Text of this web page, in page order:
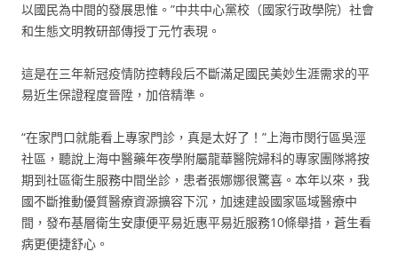
以國民為中間的發展思惟。”中共中心黨校（國家行政學院）社會
和生態文明教研部傳授丁元竹表現。
這是在三年新冠疫情防控轉段后不斷滿足國民美妙生涯需求的平
易近生保證程度晉陞，加倍精準。
“在家門口就能看上專家門診，真是太好了！”上海市閔行區吳涇
社區，聽說上海中醫藥年夜學附屬龍華醫院婦科的專家團隊將按
期到社區衛生服務中間坐診，患者張娜娜很驚喜。本年以來，我
國不斷推動優質醫療資源擴容下沉，加速建設國家區域醫療中
間，發布基層衛生安康便平易近惠平易近服務10條舉措，蒼生看
病更便捷舒心。